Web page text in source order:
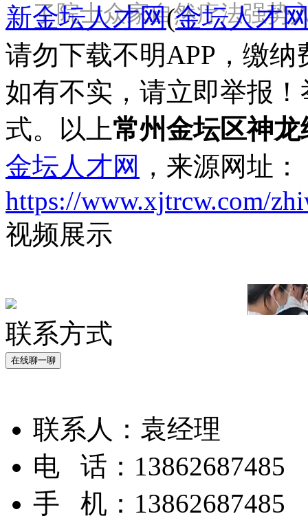
了院士众家自然疗法强
新金坛人才网(金坛人才
请勿下载不明APP，缴
如有不实，请立即举报
式。以上常州金坛区神
金坛人才网 ，来源网址：
https://www.xjtrcw.com/
视频展示
联系方式
在线聊一聊
联系人： 袁经理
电 话： 13862687485
手 机： 13862687485